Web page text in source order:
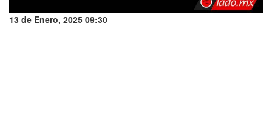
13 de Enero, 2025 09:30